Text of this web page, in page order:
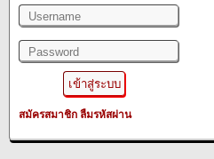
สมัครสมาชิก ลืมรหัสผ่าน